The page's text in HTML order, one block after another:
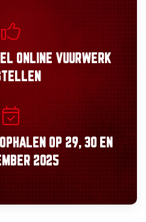
ONLINE VUURWERK
OP 29, 30 EN
2025